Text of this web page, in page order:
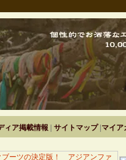
ィア掲載情報 サイトマップ| マイア